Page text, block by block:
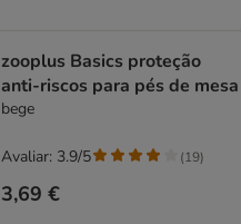
zooplus Basics proteção
anti-riscos para pés de mesa
bege
3,69 €
Avaliar: 3.9/5 (19)